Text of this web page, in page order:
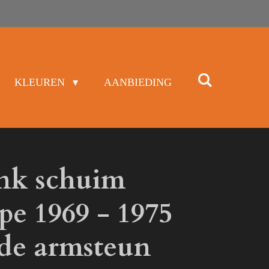
KLEUREN AANBIEDING
schuim
1969 - 1975
armsteun